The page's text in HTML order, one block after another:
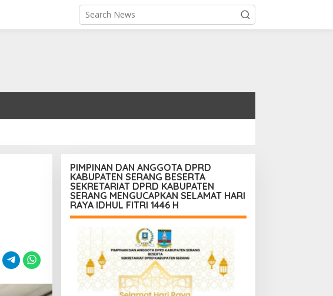
PIMPINAN DAN ANGGOTA DPRD
KABUPATEN SERANG BESERTA
SEKRETARIAT DPRD KABUPATEN
SERANG MENGUCAPKAN SELAMAT HARI
RAYA IDHUL FITRI 1446 H